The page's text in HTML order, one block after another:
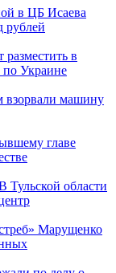
в ЦБ Исаева
рублей
в
по Украине
взорвали машину
главе
Тульской области
Марущенко